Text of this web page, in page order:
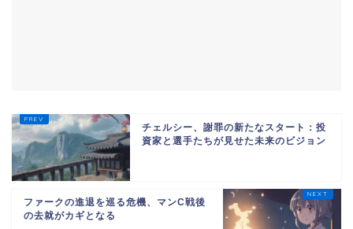
チェルシー、謝罪の新たなスタート：投
資家と選手たちが見せた未来のビジョン
ファークの進退を巡る危機、マンC戦後
の去就がカギとなる